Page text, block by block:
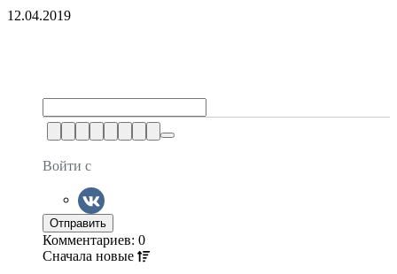
12.04.2019
Войти с
Комментариев: 0
Сначала новые